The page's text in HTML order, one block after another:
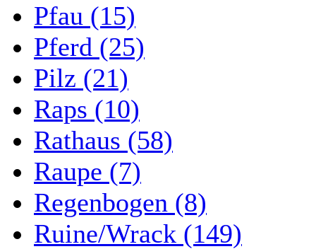
Pfau (15)
Pferd (25)
Pilz (21)
Raps (10)
Rathaus (58)
Raupe (7)
Regenbogen (8)
Ruine/Wrack (149)